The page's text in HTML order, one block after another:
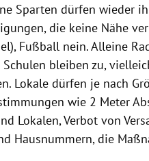
Sparten dürfen wieder
die keine Nähe
Fußball nein. Alleine
Schulen bleiben zu,
Lokale dürfen je nach
wie 2 Meter
Lokalen, Verbot von
Hausnummern, die